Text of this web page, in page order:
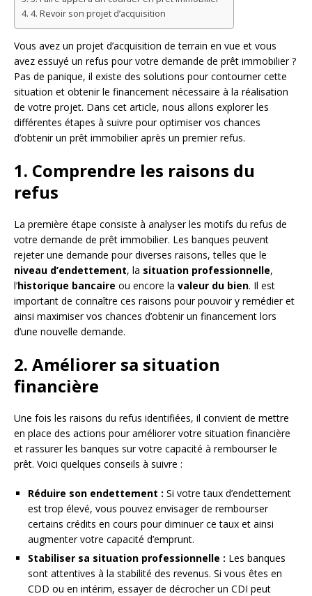
4. Revoir son projet d’acquisition
Vous avez un projet d’acquisition de terrain en vue et vous
avez essuyé un refus pour votre demande de prêt immobilier ?
Pas de panique, il existe des solutions pour contourner cette
situation et obtenir le financement nécessaire à la réalisation
de votre projet. Dans cet article, nous allons explorer les
différentes étapes à suivre pour optimiser vos chances
d’obtenir un prêt immobilier après un premier refus.
1. Comprendre les raisons du
refus
La première étape consiste à analyser les motifs du refus de
votre demande de prêt immobilier. Les banques peuvent
rejeter une demande pour diverses raisons, telles que le
niveau d’endettement, la situation professionnelle,
l’historique bancaire ou encore la valeur du bien. Il est
important de connaître ces raisons pour pouvoir y remédier et
ainsi maximiser vos chances d’obtenir un financement lors
d’une nouvelle demande.
2. Améliorer sa situation
financière
Une fois les raisons du refus identifiées, il convient de mettre
en place des actions pour améliorer votre situation financière
et rassurer les banques sur votre capacité à rembourser le
prêt. Voici quelques conseils à suivre :
Réduire son endettement : Si votre taux d’endettement
est trop élevé, vous pouvez envisager de rembourser
certains crédits en cours pour diminuer ce taux et ainsi
augmenter votre capacité d’emprunt.
Stabiliser sa situation professionnelle : Les banques
sont attentives à la stabilité des revenus. Si vous êtes en
CDD ou en intérim, essayer de décrocher un CDI peut